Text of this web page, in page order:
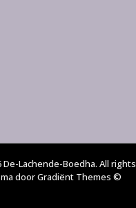
Lachende-Boedha. All rights
door Gradiënt Themes ©